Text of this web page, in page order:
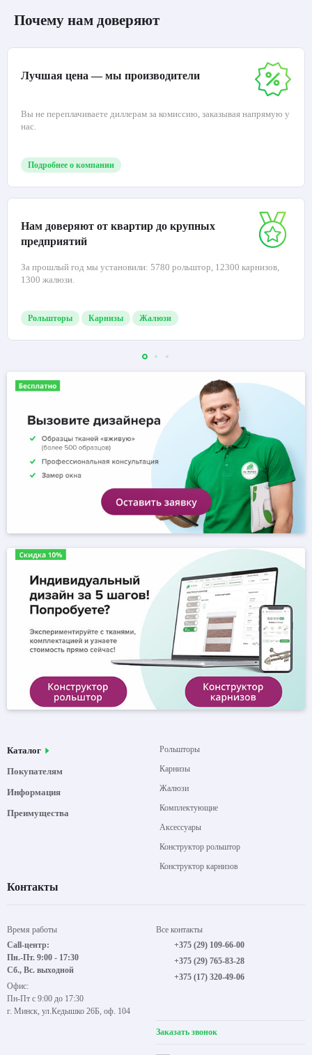
Почему нам доверяют
Лучшая цена — мы производители
Вы не переплачиваете диллерам за комиссию, заказывая напрямую у
нас.
Подробнее о компании
Нам доверяют от квартир до крупных
предприятий
За прошлый год мы установили: 5780 рольштор, 12300 карнизов,
1300 жалюзи.
Рольшторы Карнизы Жалюзи
Каталог
Покупателям
Информация
Преимущества
Рольшторы
Карнизы
Жалюзи
Комплектующие
Аксессуары
Конструктор рольштор
Конструктор карнизов
Контакты
Время работы
Call-центр:
Пн.-Пт. 9:00 - 17:30
Сб., Вс. выходной
Офис:
Пн-Пт с 9:00 до 17:30
г. Минск, ул.Кедышко 26Б, оф. 104
Все контакты
+375 (29) 109-66-00
+375 (29) 765-83-28
+375 (17) 320-49-06
Заказать звонок